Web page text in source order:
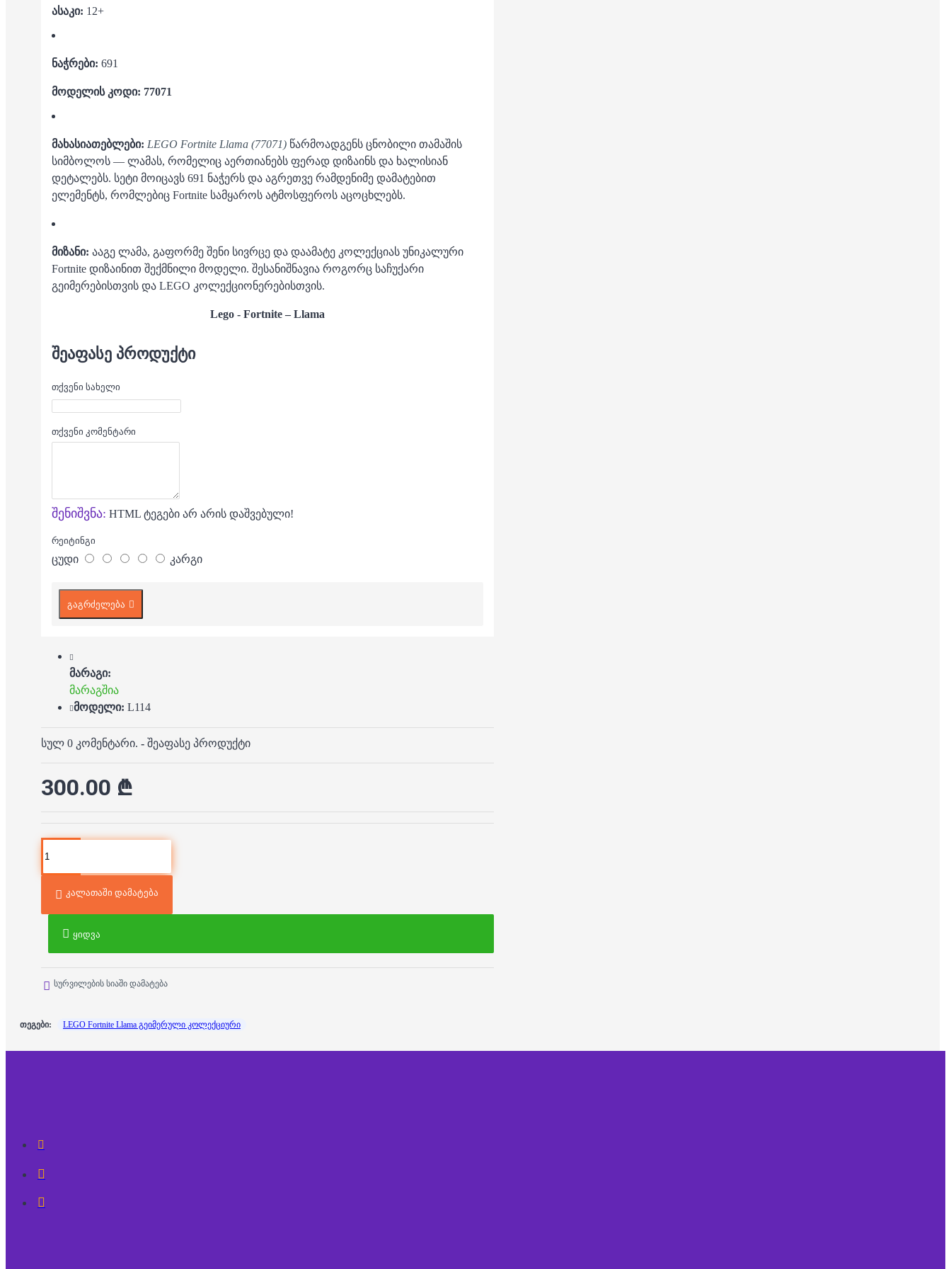
ასაკი: 12+
ნაჭრები: 691
მოდელის კოდი: 77071
მახასიათებლები: LEGO Fortnite Llama (77071) წარმოადგენს ცნობილი თამაშის
სიმბოლოს — ლამას, რომელიც აერთიანებს ფერად დიზაინს და ხალისიან
დეტალებს. სეტი მოიცავს 691 ნაჭერს და აგრეთვე რამდენიმე დამატებით
ელემენტს, რომლებიც Fortnite სამყაროს ატმოსფეროს აცოცხლებს.
მიზანი: ააგე ლამა, გაფორმე შენი სივრცე და დაამატე კოლექციას უნიკალური
Fortnite დიზაინით შექმნილი მოდელი. შესანიშნავია როგორც საჩუქარი
გეიმერებისთვის და LEGO კოლექციონერებისთვის.
Lego - Fortnite – Llama
ᲨᲔᲐᲤᲐᲡᲔ ᲞᲠᲝᲓᲣᲥᲢᲘ
თქვენი სახელი
თქვენი კომენტარი
შენიშვნა: HTML ტეგები არ არის დაშვებული!
რეიტინგი
ცუდი კარგი
გაგრძელება
მარაგი:
მარაგშია
მოდელი: L114
სულ 0 კომენტარი. - შეაფასე პროდუქტი
300.00 ₾
კალათაში დამატება
ყიდვა
სურვილების სიაში დამატება
თეგები: LEGO Fortnite Llama გეიმერული კოლექციური